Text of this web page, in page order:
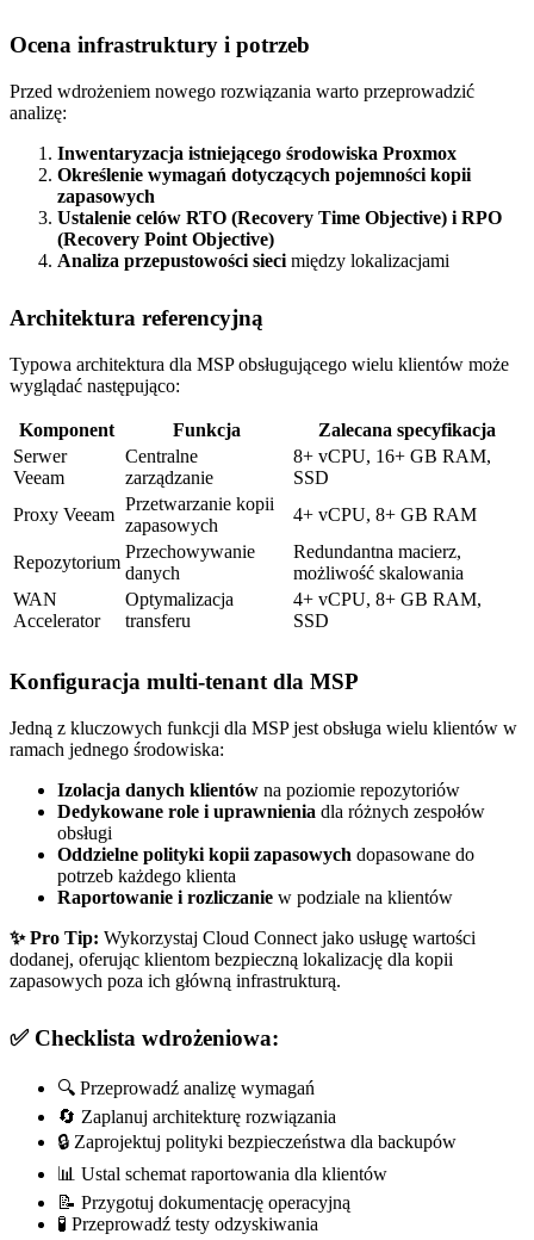
Ocena infrastruktury i potrzeb
Przed wdrożeniem nowego rozwiązania warto przeprowadzić
analizę:
Inwentaryzacja istniejącego środowiska Proxmox
Określenie wymagań dotyczących pojemności kopii
zapasowych
Ustalenie celów RTO (Recovery Time Objective) i RPO
(Recovery Point Objective)
Analiza przepustowości sieci między lokalizacjami
Architektura referencyjną
Typowa architektura dla MSP obsługującego wielu klientów może
wyglądać następująco:
Komponent Funkcja
Zalecana specyfikacja
Serwer
Veeam
Centralne
zarządzanie
8+ vCPU, 16+ GB RAM,
SSD
Proxy Veeam
Przetwarzanie kopii
zapasowych
4+ vCPU, 8+ GB RAM
Repozytorium
Przechowywanie
danych
Redundantna macierz,
możliwość skalowania
WAN
Accelerator
Optymalizacja
transferu
4+ vCPU, 8+ GB RAM,
SSD
Konfiguracja multi-tenant dla MSP
Jedną z kluczowych funkcji dla MSP jest obsługa wielu klientów w
ramach jednego środowiska:
Izolacja danych klientów na poziomie repozytoriów
Dedykowane role i uprawnienia dla różnych zespołów
obsługi
Oddzielne polityki kopii zapasowych dopasowane do
potrzeb każdego klienta
Raportowanie i rozliczanie w podziale na klientów
✨ Pro Tip: Wykorzystaj Cloud Connect jako usługę wartości
dodanej, oferując klientom bezpieczną lokalizację dla kopii
zapasowych poza ich główną infrastrukturą.
✅ Checklista wdrożeniowa:
🔍 Przeprowadź analizę wymagań
🔄 Zaplanuj architekturę rozwiązania
🔒 Zaprojektuj polityki bezpieczeństwa dla backupów
📊 Ustal schemat raportowania dla klientów
📝 Przygotuj dokumentację operacyjną
🧪 Przeprowadź testy odzyskiwania